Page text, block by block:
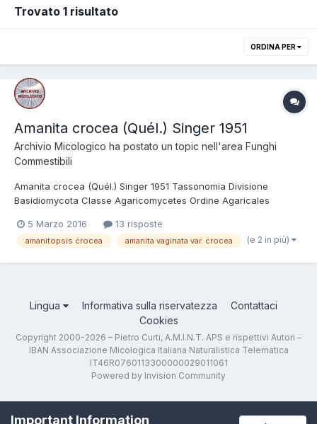
Trovato 1 risultato
ORDINA PER
Amanita crocea (Quél.) Singer 1951
Archivio Micologico ha postato un topic nell'area Funghi
Commestibili
Amanita crocea (Quél.) Singer 1951 Tassonomia Divisione
Basidiomycota Classe Agaricomycetes Ordine Agaricales
Sezione Vaginatae Sinonimi Amanitopsis crocea (Quél.) E.-J.
Gilbert 1928 Amanita vaginata var. crocea Quél. 189...
5 Marzo 2016 13 risposte
amanitopsis crocea amanita vaginata var. crocea (e 2 in più)
Lingua Informativa sulla riservatezza
Contattaci
Cookies
Copyright 2000-2026 – Pietro Curti, A.M.I.N.T. APS e rispettivi Autori –
IBAN Associazione Micologica Italiana Naturalistica Telematica
IT46R0760113300000029011061
Powered by Invision Community
Important Information